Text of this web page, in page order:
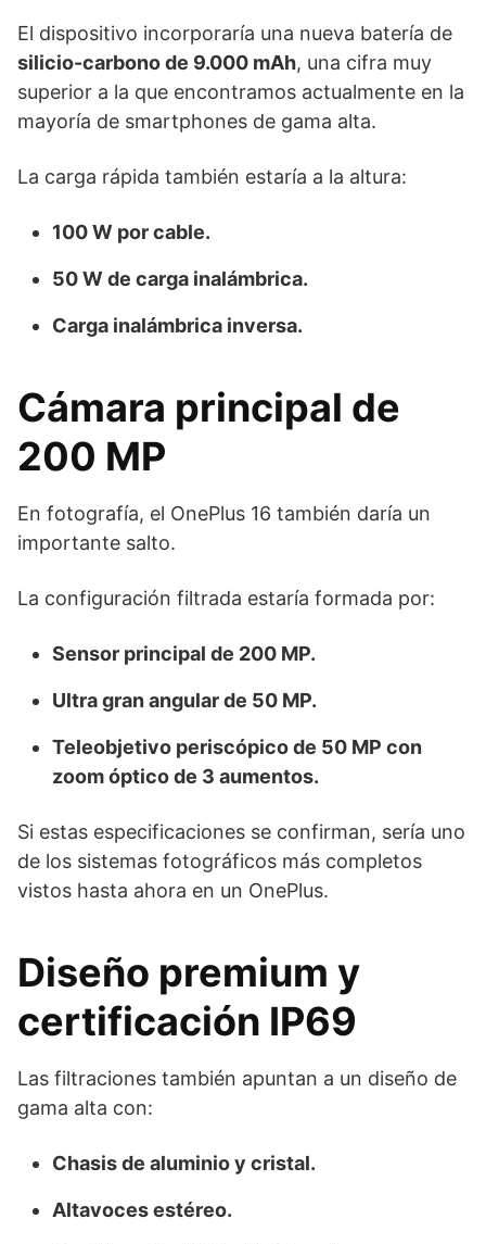
El dispositivo incorporaría una nueva batería de
silicio-carbono de 9.000 mAh, una cifra muy
superior a la que encontramos actualmente en la
mayoría de smartphones de gama alta.
La carga rápida también estaría a la altura:
100 W por cable.
50 W de carga inalámbrica.
Carga inalámbrica inversa.
Cámara principal de
200 MP
En fotografía, el OnePlus 16 también daría un
importante salto.
La configuración filtrada estaría formada por:
Sensor principal de 200 MP.
Ultra gran angular de 50 MP.
Teleobjetivo periscópico de 50 MP con
zoom óptico de 3 aumentos.
Si estas especificaciones se confirman, sería uno
de los sistemas fotográficos más completos
vistos hasta ahora en un OnePlus.
Diseño premium y
certificación IP69
Las filtraciones también apuntan a un diseño de
gama alta con:
Chasis de aluminio y cristal.
Altavoces estéreo.